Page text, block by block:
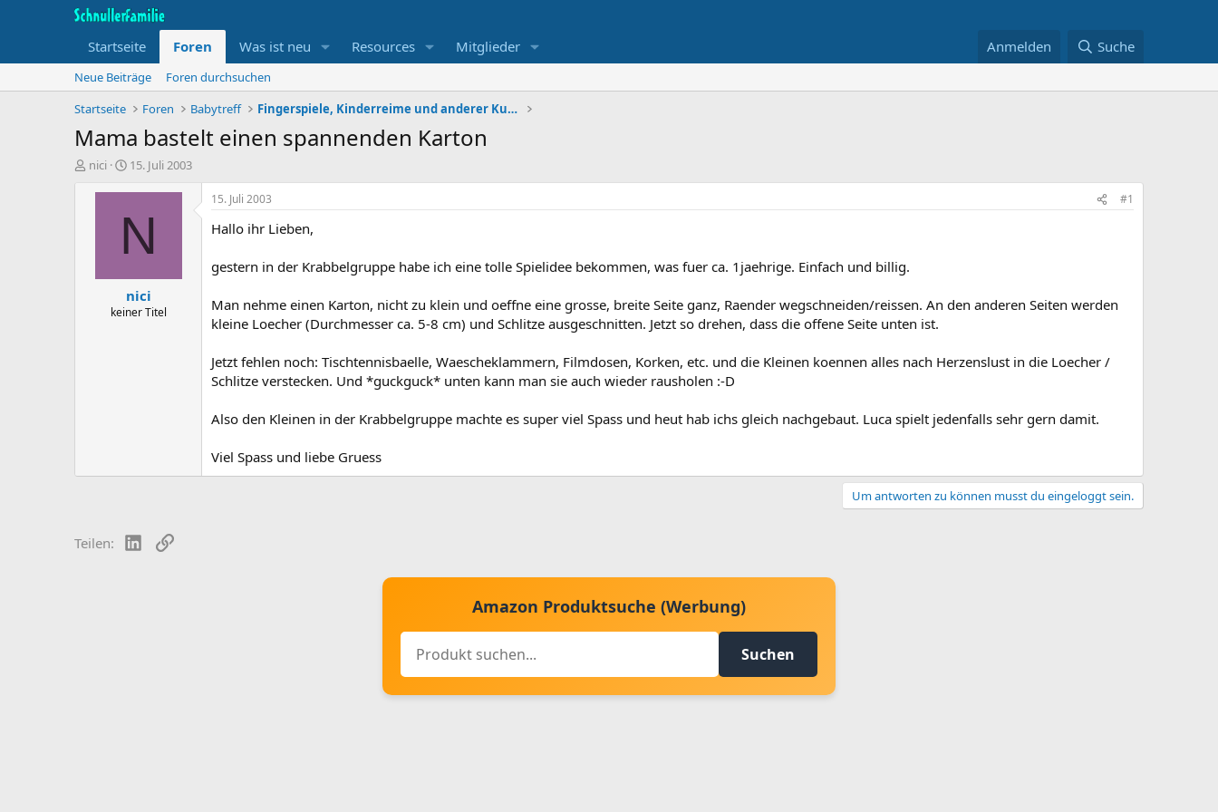
Startseite Foren Was ist neu Resources Mitglieder Anmelden Suche
Neue Beiträge
Foren durchsuchen
Startseite
Foren Babytreff Fingerspiele, Kinderreime und anderer Kurzweil
Mama bastelt einen spannenden Karton
T
nici
B
g
n
a
t
u
15. Juli 2003
N
nici
keiner Titel
15. Juli 2003 #1
Hallo ihr Lieben,
gestern in der Krabbelgruppe habe ich eine tolle Spielidee bekommen, was fuer ca. 1jaehrige. Einfach und billig.
Man nehme einen Karton, nicht zu klein und oeffne eine grosse, breite Seite ganz, Raender wegschneiden/reissen. An den anderen Seiten werden
kleine Loecher (Durchmesser ca. 5-8 cm) und Schlitze ausgeschnitten. Jetzt so drehen, dass die offene Seite unten ist.
Jetzt fehlen noch: Tischtennisbaelle, Waescheklammern, Filmdosen, Korken, etc. und die Kleinen koennen alles nach Herzenslust in die Loecher /
Schlitze verstecken. Und *guckguck* unten kann man sie auch wieder rausholen :-D
Also den Kleinen in der Krabbelgruppe machte es super viel Spass und heut hab ichs gleich nachgebaut. Luca spielt jedenfalls sehr gern damit.
Viel Spass und liebe Gruess
Um antworten zu können musst du eingeloggt sein.
Teilen: LinkedIn
Link
Amazon Produktsuche (Werbung)
Suchen